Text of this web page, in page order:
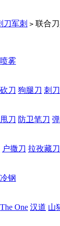
刀军刺 > 联合
雾
刀 狗腿刀 刺
刀 防卫笔刀
户撒刀 拉孜藏刀
钢
The One 汉道 山